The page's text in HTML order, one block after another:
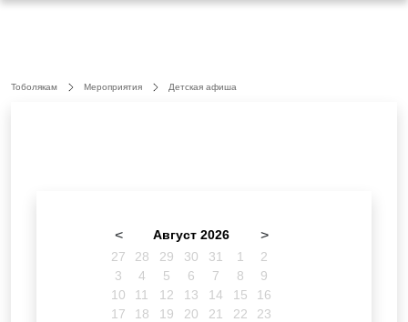
Тоболякам Мероприятия Детская афиша
< Август 2026 >
27 28 29 30 31 1
2
3
4 5 6 7 8
9
10
11 12 13 14 15
16
17
18 19 20 21 22
23